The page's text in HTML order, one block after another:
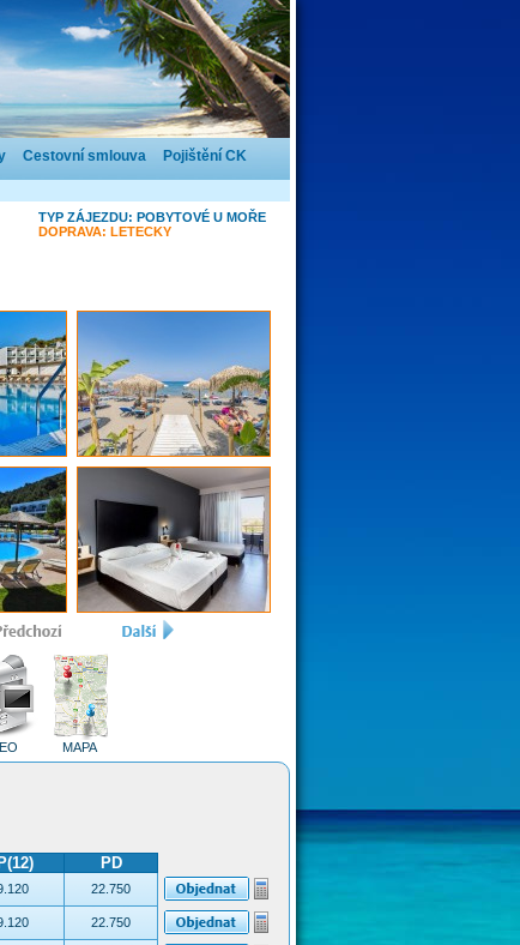
Cestovní smlouva Pojištění CK
TYP ZÁJEZDU: POBYTOVÉ U MOŘE
DOPRAVA: LETECKY
MAPA
PD
22.750
22.750